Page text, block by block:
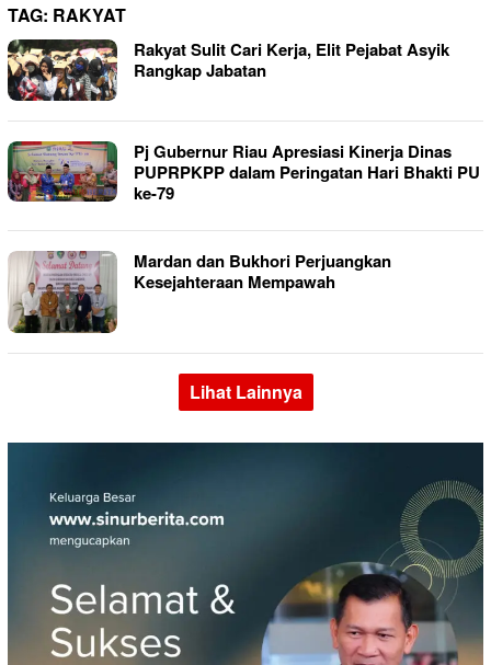
TAG: RAKYAT
Rakyat Sulit Cari Kerja, Elit Pejabat Asyik
Rangkap Jabatan
Pj Gubernur Riau Apresiasi Kinerja Dinas
PUPRPKPP dalam Peringatan Hari Bhakti PU
ke-79
Mardan dan Bukhori Perjuangkan
Kesejahteraan Mempawah
Lihat Lainnya